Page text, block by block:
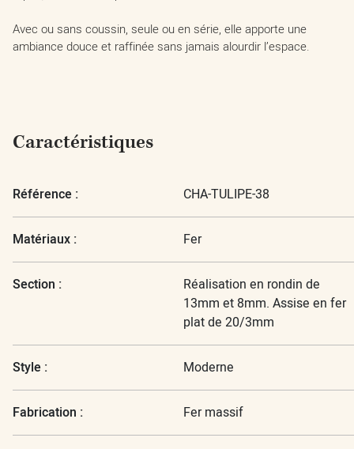
Avec ou sans coussin, seule ou en série, elle apporte une
ambiance douce et raffinée sans jamais alourdir l’espace.
Caractéristiques
Référence : CHA-TULIPE-38
Matériaux : Fer
Section :
Réalisation en rondin de
13mm et 8mm. Assise en fer
plat de 20/3mm
Style : Moderne
Fabrication : Fer massif